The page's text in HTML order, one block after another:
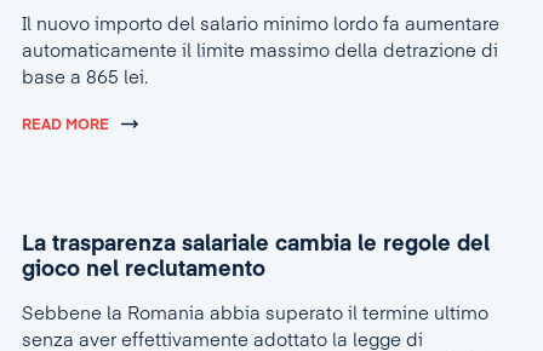
Il nuovo importo del salario minimo lordo fa aumentare
automaticamente il limite massimo della detrazione di
base a 865 lei.
READ MORE
La trasparenza salariale cambia le regole del
gioco nel reclutamento
Sebbene la Romania abbia superato il termine ultimo
senza aver effettivamente adottato la legge di